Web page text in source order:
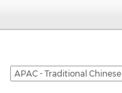
APAC - Traditional Chinese